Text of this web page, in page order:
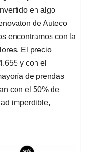
en algo
de Auteco
encontramos con la
El precio
y con el
de prendas
con el 50% de
imperdible,